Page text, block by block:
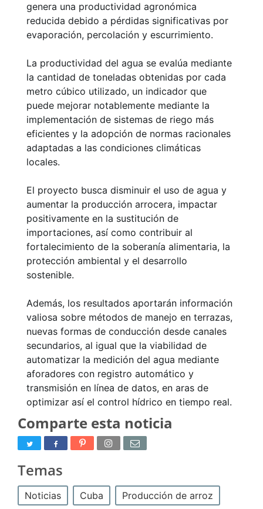
genera una productividad agronómica
reducida debido a pérdidas significativas por
evaporación, percolación y escurrimiento.
La productividad del agua se evalúa mediante
la cantidad de toneladas obtenidas por cada
metro cúbico utilizado, un indicador que
puede mejorar notablemente mediante la
implementación de sistemas de riego más
eficientes y la adopción de normas racionales
adaptadas a las condiciones climáticas
locales.
El proyecto busca disminuir el uso de agua y
aumentar la producción arrocera, impactar
positivamente en la sustitución de
importaciones, así como contribuir al
fortalecimiento de la soberanía alimentaria, la
protección ambiental y el desarrollo
sostenible.
Además, los resultados aportarán información
valiosa sobre métodos de manejo en terrazas,
nuevas formas de conducción desde canales
secundarios, al igual que la viabilidad de
automatizar la medición del agua mediante
aforadores con registro automático y
transmisión en línea de datos, en aras de
optimizar así el control hídrico en tiempo real.
Comparte esta noticia
Temas
Noticias Cuba Producción de arroz